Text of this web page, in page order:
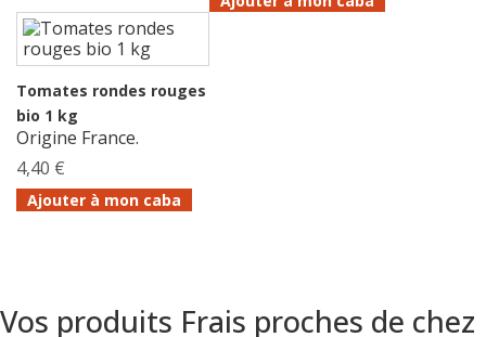
Tomates rondes rouges
bio 1 kg
Origine France.
4,40 €
Ajouter à mon caba
Vos produits Frais proches de chez